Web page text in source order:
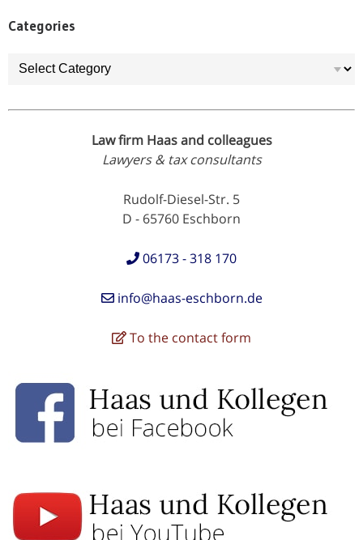
Categories
Categories
Law firm Haas and colleagues
Lawyers & tax consultants
Rudolf-Diesel-Str. 5
D - 65760 Eschborn
06173 - 318 170
info@haas-eschborn.de
To the contact form